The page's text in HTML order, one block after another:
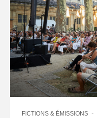
FICTIONS & ÉMISSIONS